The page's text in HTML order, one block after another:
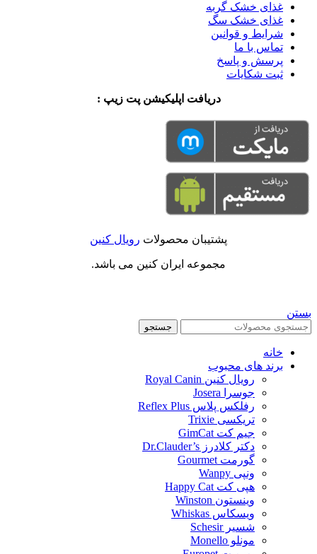
غذای خشک گربه
غذای خشک سگ
شرایط و قوانین
تماس با ما
پرسش و پاسخ
ثبت شکایات
دریافت اپلیکیشن پت زیپ :
پشتیبان محصولات رویال کنین
مجموعه ایران کنین می باشد.
بستن
جستجو
خانه
برند های محبوب
رویال کنین Royal Canin
جوسرا Josera
رفلکس پلاس Reflex Plus
تریکسی Trixie
جیم کت GimCat
دکتر کلادرز Dr.Clauder’s
گورمت Gourmet
ونپی Wanpy
هپی کت Happy Cat
وینستون Winston
ویسکاس Whiskas
شسیر Schesir
مونلو Monello